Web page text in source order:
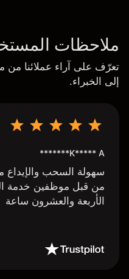
ملاحظات
تعرّف على آراء عملائنا من
إلى الخبراء.
K***** A*******
سهولة السحب والإيداع
من قبل موظفين خدمة
الأربعة والعشرون ساعة